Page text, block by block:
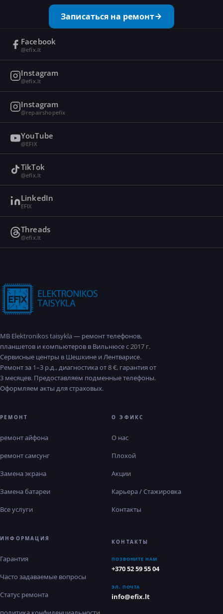
Записаться на ремонт
Facebook
@efix.lt
Instagram
@efix.lt
Instagram
@repairshopefix
YouTube
@EFIX
TikTok
@efix.lt
LinkedIn
EFIX
Threads
@efix.lt
MB Elektronikos taisykla — ремонт телефонов,
планшетов и компьютеров в Вильнюсе с 2017 г.
Сервисные центры в Шешкине и Лентварисе.
Ремонт за 1–3 р.д., диагностика от 8 €, гарантия от
3 месяцев. Предоставляем подменные телефоны.
Оформляем акты для страховых.
РЕМОНТ
ремонт айфона
ремонт самсунг
Замена экрана
Замена батареи
Все услуги
О ЭФИКС
О нас
Плохой
Акции
Карьера / Стажировка
Контакты
ИНФОРМАЦИЯ
Гарантия
Часто задаваемые вопросы
Статус ремонта
КОНТАКТЫ
ПОЗВОНИТЕ НАМ
+370 52 59 55 04
ЭЛ. ПОЧТА
info@efix.lt